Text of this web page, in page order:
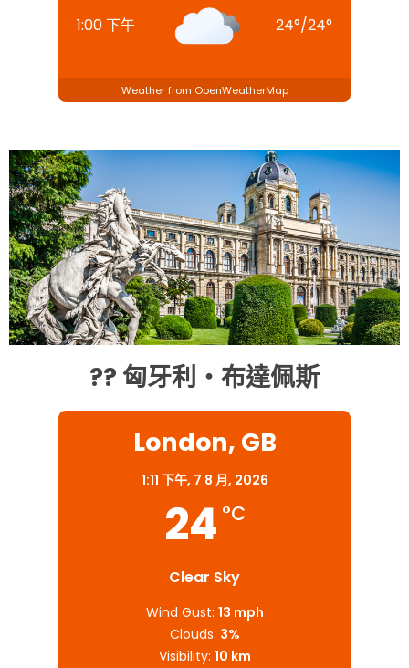
1:00 下午 24°/24°
Weather from OpenWeatherMap
?? 匈牙利・布達佩斯
London, GB
1:11 下午, 7 8 月, 2026
24 °C
Clear Sky
Wind Gust: 13 mph
Clouds: 3%
Visibility: 10 km